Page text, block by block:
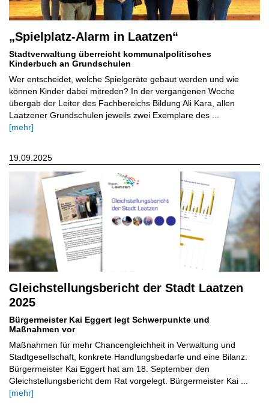
„Spielplatz-Alarm in Laatzen“
Stadtverwaltung überreicht kommunalpolitisches
Kinderbuch an Grundschulen
Wer entscheidet, welche Spielgeräte gebaut werden und wie
können Kinder dabei mitreden? In der vergangenen Woche
übergab der Leiter des Fachbereichs Bildung Ali Kara, allen
Laatzener Grundschulen jeweils zwei Exemplare des ...
[mehr]
Gleichstellungsbericht der Stadt Laatzen
2025
Bürgermeister Kai Eggert legt Schwerpunkte und
Maßnahmen vor
Maßnahmen für mehr Chancengleichheit in Verwaltung und
Stadtgesellschaft, konkrete Handlungsbedarfe und eine Bilanz:
Bürgermeister Kai Eggert hat am 18. September den
Gleichstellungsbericht dem Rat vorgelegt. Bürgermeister Kai ...
[mehr]
19.09.2025